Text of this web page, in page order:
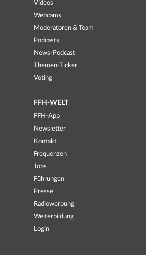
Videos
Webcams
Moderatoren & Team
Podcasts
News-Podcast
Themen-Ticker
Voting
FFH-WELT
FFH-App
Newsletter
Kontakt
Frequenzen
Jobs
Führungen
Presse
Radiowerbung
Weiterbildung
Login